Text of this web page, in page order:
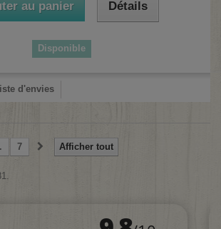
au panier Détails
Disponible
d'envies
Afficher tout
7